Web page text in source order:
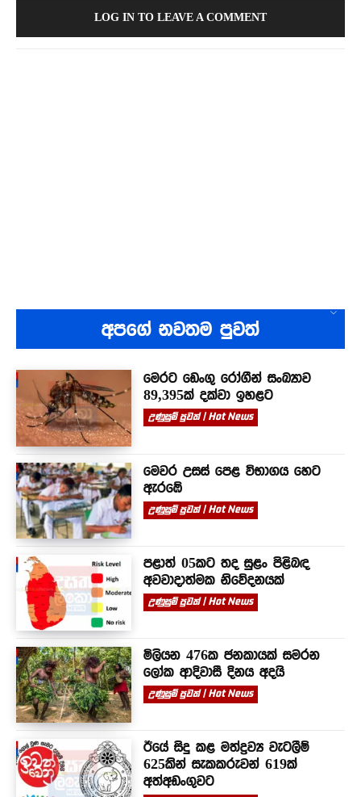
LOG IN TO LEAVE A COMMENT
අපගේ නවතම පුවත්
මෙරට ඩෙංගු රෝගීන් සංඛ්‍යාව
89,395ක් දක්වා ඉහළට
උණුසුම් පුවත් | Hot News
මෙවර උසස් පෙළ විභාගය හෙට
ඇරඹේ
උණුසුම් පුවත් | Hot News
පළාත් 05කට තද සුළං පිළිබඳ
අවවාදාත්මක නිවේදනයක්
උණුසුම් පුවත් | Hot News
මිලියන 476ක ජනකායක් සමරන
ලෝක ආදිවාසී දිනය අදයි
උණුසුම් පුවත් | Hot News
ඊයේ සිදු කළ මත්ද්‍රව්‍ය වැටලීම්
625කින් සැකකරුවන් 619ක්
අත්අඩංගුවට